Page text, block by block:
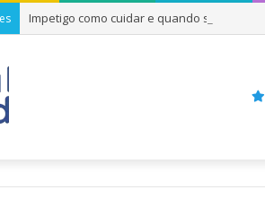
Impetigo como cuidar e quando se